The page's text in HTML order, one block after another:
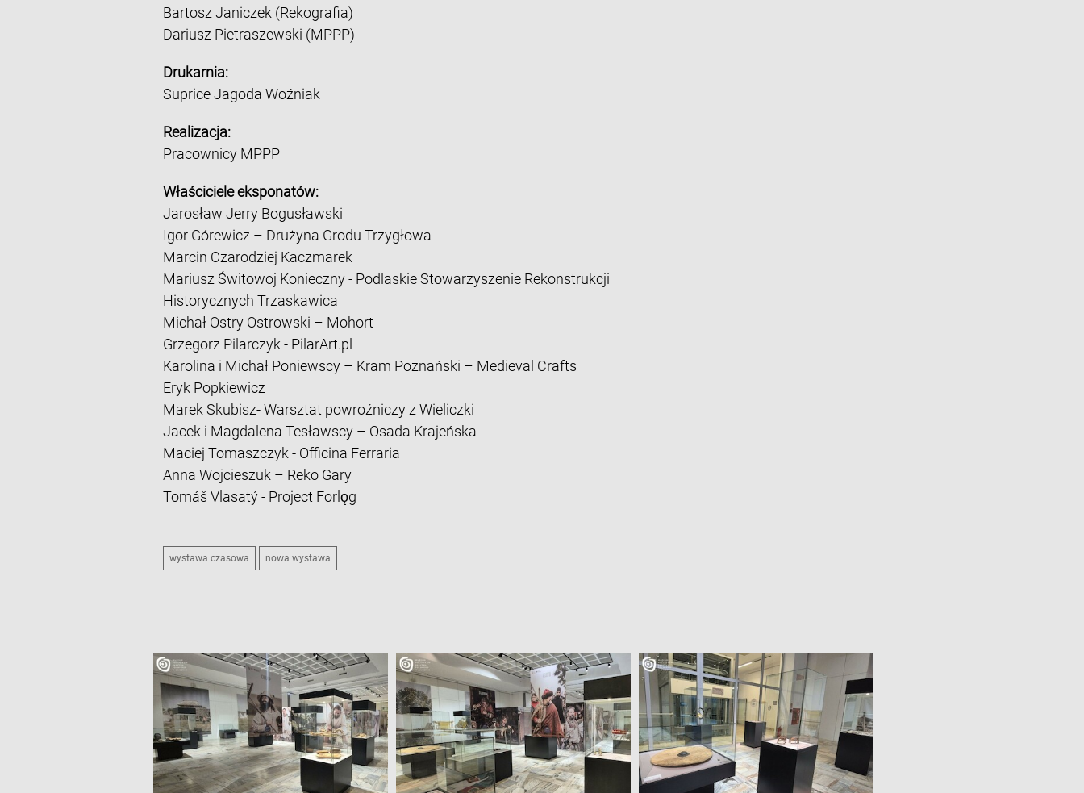
Bartosz Janiczek (Rekografia)
Dariusz Pietraszewski (MPPP)
Drukarnia:
Suprice Jagoda Woźniak
Realizacja:
Pracownicy MPPP
Właściciele eksponatów:
Jarosław Jerry Bogusławski
Igor Górewicz – Drużyna Grodu Trzygłowa
Marcin Czarodziej Kaczmarek
Mariusz Świtowoj Konieczny - Podlaskie Stowarzyszenie Rekonstrukcji
Historycznych Trzaskawica
Michał Ostry Ostrowski – Mohort
Grzegorz Pilarczyk - PilarArt.pl
Karolina i Michał Poniewscy – Kram Poznański – Medieval Crafts
Eryk Popkiewicz
Marek Skubisz- Warsztat powroźniczy z Wieliczki
Jacek i Magdalena Tesławscy – Osada Krajeńska
Maciej Tomaszczyk - Officina Ferraria
Anna Wojcieszuk – Reko Gary
Tomáš Vlasatý - Project Forlǫg
wystawa czasowa nowa wystawa